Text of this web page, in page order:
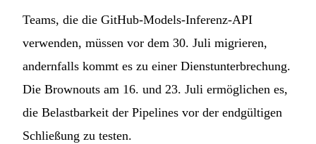
Teams, die die GitHub-Models-Inferenz-API
verwenden, müssen vor dem 30. Juli migrieren,
andernfalls kommt es zu einer Dienstunterbrechung.
Die Brownouts am 16. und 23. Juli ermöglichen es,
die Belastbarkeit der Pipelines vor der endgültigen
Schließung zu testen.